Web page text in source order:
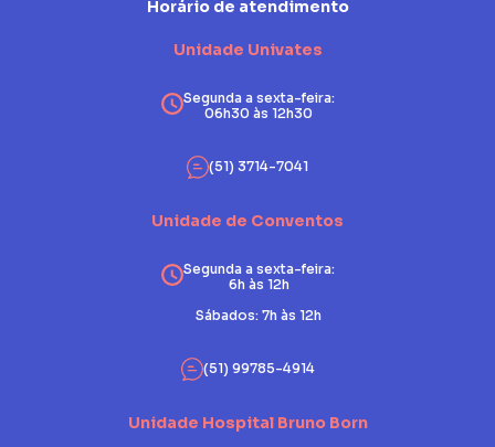
Horário de atendimento
Unidade Univates
Segunda a sexta-feira:
06h30 às 12h30
(51) 3714-7041
Unidade de Conventos
Segunda a sexta-feira:
6h às 12h
Sábados: 7h às 12h
(51) 99785-4914
Unidade Hospital Bruno Born